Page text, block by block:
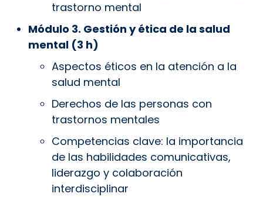
trastorno mental
Módulo 3. Gestión y ética de la salud
mental (3 h)
Aspectos éticos en la atención a la
salud mental
Derechos de las personas con
trastornos mentales
Competencias clave: la importancia
de las habilidades comunicativas,
liderazgo y colaboración
interdisciplinar